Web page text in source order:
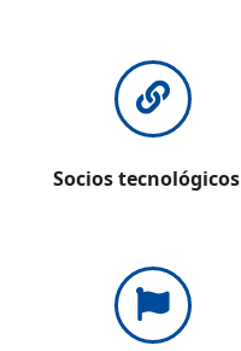
Socios tecnológicos